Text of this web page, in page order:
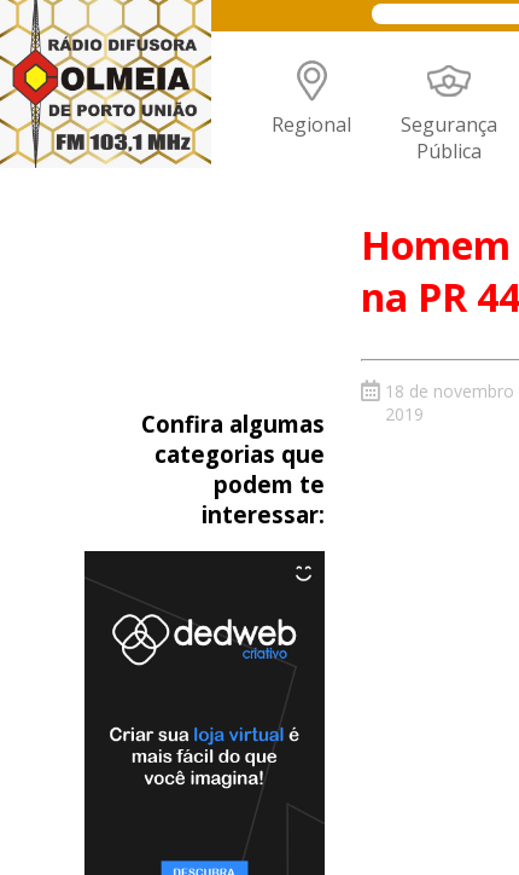
Regional Segurança
Pública
na PR
Confira algumas
categorias que
podem te
interessar:
18 de novembro
2019